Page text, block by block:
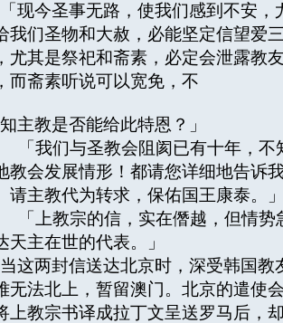
「现今圣事无路，使我们感到不安
我们圣物和大赦，必能坚定信望
尤其是祭祀和斋素，必定会泄露教
而斋素听说可以宽免，不
知主教是否能给此特恩？」
「我们与圣教会阻阂已有十年，不
教会发展情形！都请您详细地告诉
请主教代为转求，保佑国王康泰。
「上教宗的信，实在僭越，但情势
天主在世的代表。」
当这两封信送达北京时，深受韩国
无法北上，暂留澳门。北京的遣使
上教宗书译成拉丁文呈送罗马后，